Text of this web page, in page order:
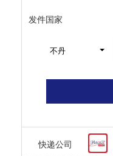
发件国家
不丹
快递公司